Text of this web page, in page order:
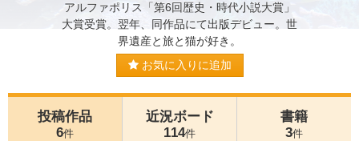
アルファポリス「第6回歴史・時代小説大賞」
大賞受賞。翌年、同作品にて出版デビュー。世
界遺産と旅と猫が好き。
お気に入りに追加
投稿作品
6件
近況ボード
114件
書籍
3件